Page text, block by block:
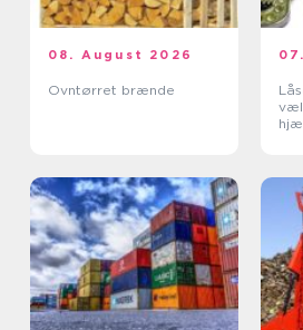
08. August 2026
Ovntørret brænde